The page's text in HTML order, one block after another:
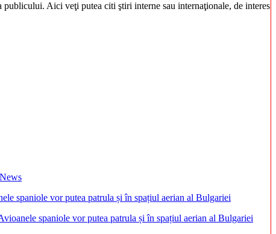
publicului. Aici veţi putea citi ştiri interne sau internaţionale, de interes
spaniole vor putea patrula și în spațiul aerian al Bulgariei